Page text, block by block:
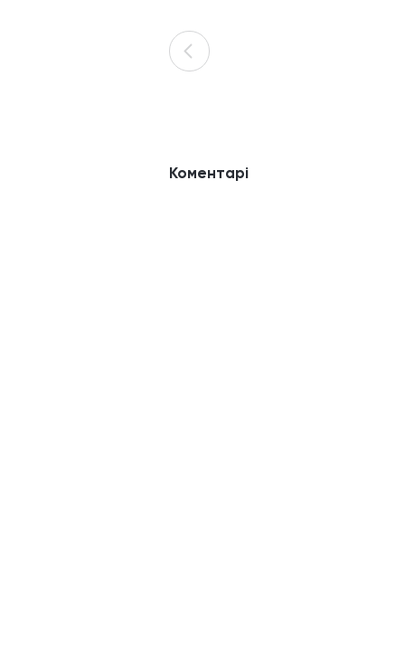
Коментарі